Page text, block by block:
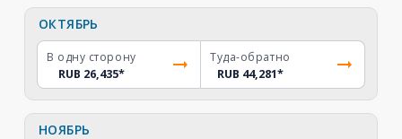
ОКТЯБРЬ
В одну сторону
RUB 26,435*
Туда-обратно
RUB 44,281*
НОЯБРЬ